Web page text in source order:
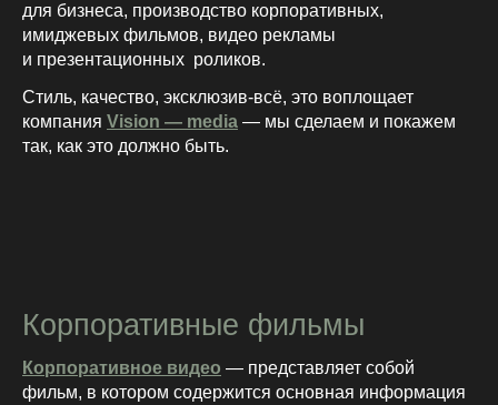
для бизнеса, производство корпоративных,
имиджевых фильмов, видео рекламы
и презентационных роликов.
Стиль, качество, эксклюзив-всё, это воплощает
компания Vision — media — мы сделаем и покажем
так, как это должно быть.
Корпоративные фильмы
Корпоративное видео — представляет собой
фильм, в котором содержится основная информация